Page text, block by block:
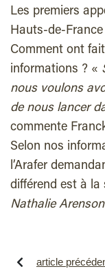
Les premiers
Hauts-de-
Comment ont
informations ? «
nous voulons
de nous lancer
commente
Selon nos
l’Arafer
différend est à la
Nathalie
article